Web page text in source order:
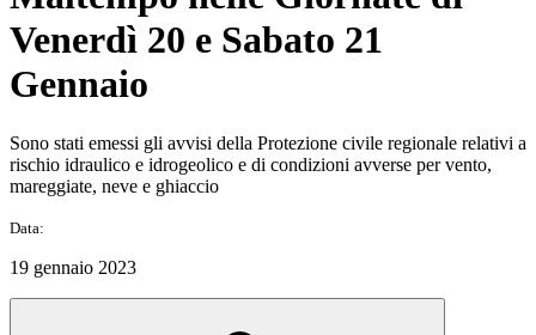
Venerdì 20 e Sabato 21
Gennaio
Sono stati emessi gli avvisi della Protezione civile regionale relativi a
rischio idraulico e idrogeolico e di condizioni avverse per vento,
mareggiate, neve e ghiaccio
Data:
19 gennaio 2023